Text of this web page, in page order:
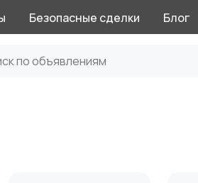
Безопасные сделки Блог